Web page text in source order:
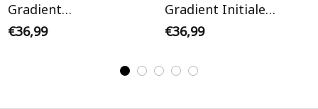
Gradient
Personalisiertes Varsity
€36,99
Gradient Initiale
Personalisiertes Varsity
€36,99